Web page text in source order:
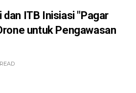
ITB Inisiasi "Pagar
untuk Pengawasan
READ